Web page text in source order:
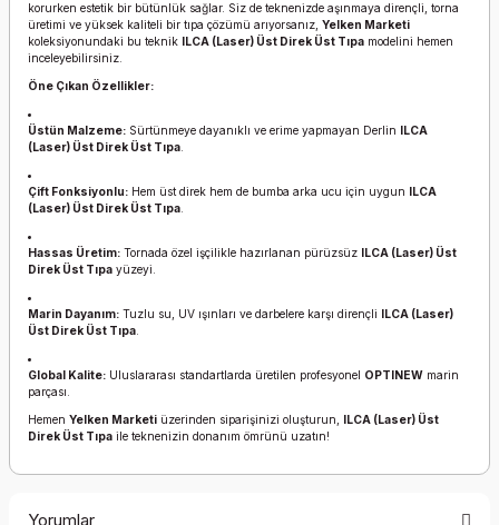
korurken estetik bir bütünlük sağlar. Siz de teknenizde aşınmaya dirençli, torna
üretimi ve yüksek kaliteli bir tıpa çözümü arıyorsanız, Yelken Marketi
koleksiyonundaki bu teknik ILCA (Laser) Üst Direk Üst Tıpa modelini hemen
inceleyebilirsiniz.
Öne Çıkan Özellikler:
Üstün Malzeme: Sürtünmeye dayanıklı ve erime yapmayan Derlin ILCA
(Laser) Üst Direk Üst Tıpa
Çift Fonksiyonlu: Hem üst direk hem de bumba arka ucu için uygun ILCA
(Laser) Üst Direk Üst Tıpa
Hassas Üretim: Tornada özel işçilikle hazırlanan pürüzsüz ILCA (Laser) Üst
Direk Üst Tıpa yüzeyi.
Marin Dayanım: Tuzlu su, UV ışınları ve darbelere karşı dirençli ILCA (Laser)
Üst Direk Üst Tıpa
Global Kalite: Uluslararası standartlarda üretilen profesyonel OPTINEW marin
parçası.
Hemen Yelken Marketi üzerinden siparişinizi oluşturun, ILCA (Laser) Üst
Direk Üst Tıpa ile teknenizin donanım ömrünü uzatın!
Yorumlar